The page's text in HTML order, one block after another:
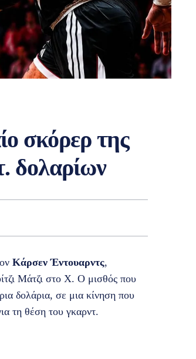
σκόρερ της
δολαρίων
Κάρσεν Έντουαρντς,
Μάτζι στο X. Ο μισθός που
δολάρια, σε μια κίνηση που
τη θέση του γκαρντ.